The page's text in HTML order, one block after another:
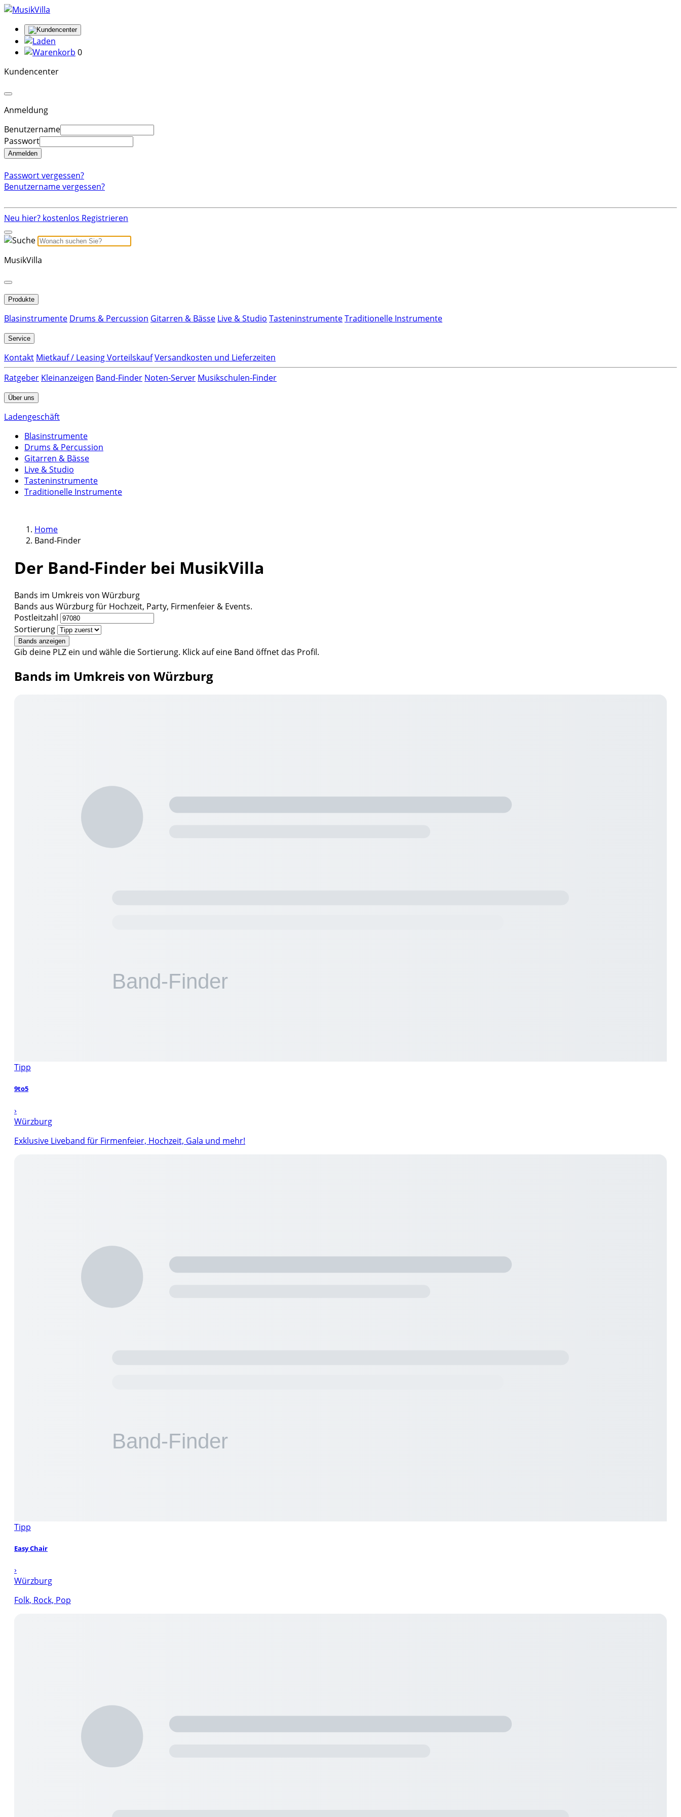
0
Kundencenter
Anmeldung
Benutzername
Passwort
Anmelden
Passwort vergessen?
Benutzername vergessen?
Neu hier? kostenlos Registrieren
MusikVilla
Produkte
Blasinstrumente Drums & Percussion Gitarren & Bässe Live & Studio TasteninstrumenteTraditionelle Instrumente
Service
Kontakt Mietkauf / Leasing VorteilskaufVersandkosten und Lieferzeiten
Ratgeber Kleinanzeigen Band-Finder Noten-Server Musikschulen-Finder
Über uns
Ladengeschäft
Blasinstrumente
Drums & Percussion
Gitarren & Bässe
Live & Studio
Tasteninstrumente
Traditionelle Instrumente
Home
Band-Finder
Der Band-Finder bei MusikVilla
Bands im Umkreis von Würzburg
Bands aus Würzburg für Hochzeit, Party, Firmenfeier & Events.
Postleitzahl
Sortierung
Bands anzeigen
Gib deine PLZ ein und wähle die Sortierung. Klick auf eine Band öffnet das Profil.
Bands im Umkreis von Würzburg
Tipp
9to5
›
Würzburg
Exklusive Liveband für Firmenfeier, Hochzeit, Gala und mehr!
Tipp
Easy Chair
›
Würzburg
Folk, Rock, Pop